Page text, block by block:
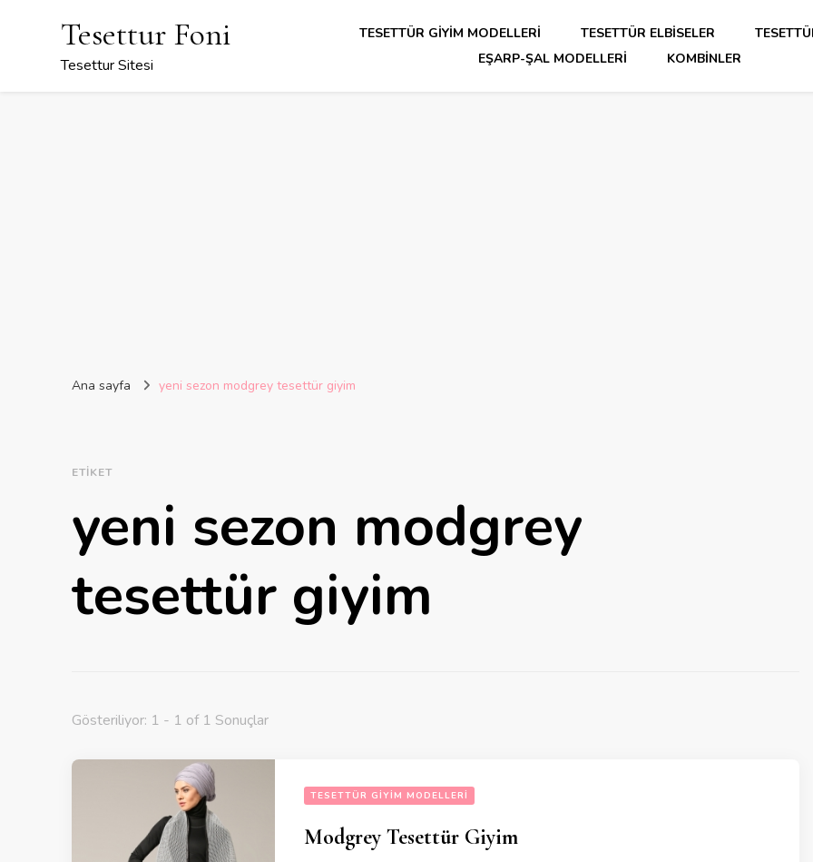
Tesettur Foni
Tesettur Sitesi
TESETTÜR GIYIM MODELLERI TESETTÜR ELBISELER
EŞARP-ŞAL MODELLERI
KOMBINLER
Ana sayfa yeni sezon modgrey tesettür giyim
ETIKET
yeni sezon modgrey
tesettür giyim
Gösteriliyor: 1 - 1 of 1 Sonuçlar
TESETTÜR GIYIM MODELLERI
Modgrey Tesettür Giyim